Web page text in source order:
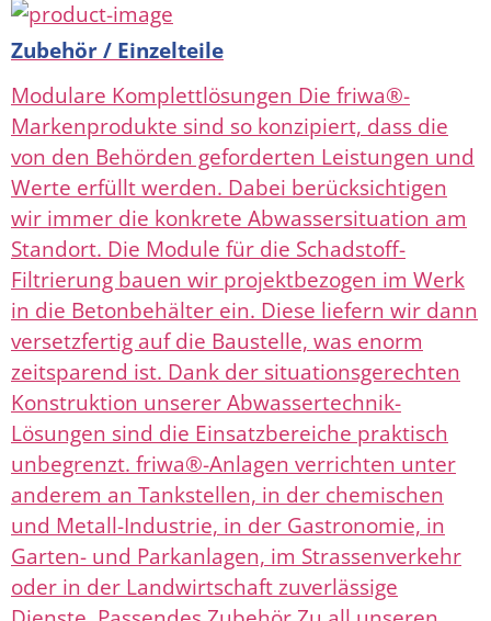
Zubehör / Einzelteile
Modulare Komplettlösungen Die friwa®-
Markenprodukte sind so konzipiert, dass die
von den Behörden geforderten Leistungen und
Werte erfüllt werden. Dabei berücksichtigen
wir immer die konkrete Abwassersituation am
Standort. Die Module für die Schadstoff-
Filtrierung bauen wir projektbezogen im Werk
in die Betonbehälter ein. Diese liefern wir dann
versetzfertig auf die Baustelle, was enorm
zeitsparend ist. Dank der situationsgerechten
Konstruktion unserer Abwassertechnik-
Lösungen sind die Einsatzbereiche praktisch
unbegrenzt. friwa®-Anlagen verrichten unter
anderem an Tankstellen, in der chemischen
und Metall-Industrie, in der Gastronomie, in
Garten- und Parkanlagen, im Strassenverkehr
oder in der Landwirtschaft zuverlässige